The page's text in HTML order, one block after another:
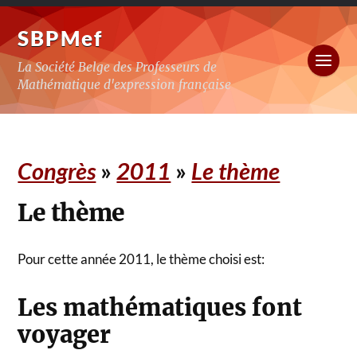
SBPMef
La Société Belge des Professeurs de
Mathématique d'expression française
Congrès»2011 » Le thème
Le thème
Pour cette année 2011, le thème choisi est:
Les mathématiques font
voyager